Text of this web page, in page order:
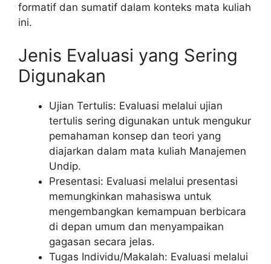
formatif dan sumatif dalam konteks mata kuliah
ini.
Jenis Evaluasi yang Sering
Digunakan
Ujian Tertulis: Evaluasi melalui ujian
tertulis sering digunakan untuk mengukur
pemahaman konsep dan teori yang
diajarkan dalam mata kuliah Manajemen
Undip.
Presentasi: Evaluasi melalui presentasi
memungkinkan mahasiswa untuk
mengembangkan kemampuan berbicara
di depan umum dan menyampaikan
gagasan secara jelas.
Tugas Individu/Makalah: Evaluasi melalui